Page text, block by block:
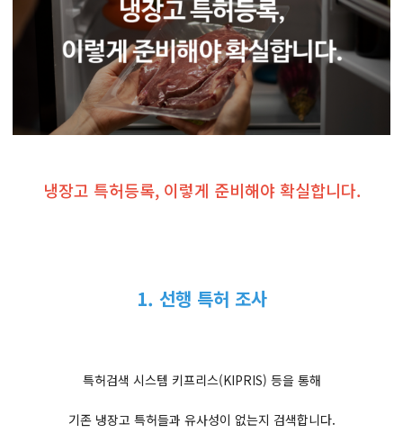
냉장고 특허등록, 이렇게 준비해야 확실합니다.
1. 선행 특허 조사
특허검색 시스템 키프리스(KIPRIS) 등을 통해
기존 냉장고 특허들과 유사성이 없는지 검색합니다.